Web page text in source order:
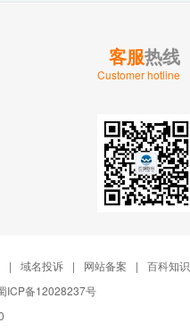
客服热线
Customer hotline
| 域名投诉 | 网站备案 | 百科知识
ICP备12028237号